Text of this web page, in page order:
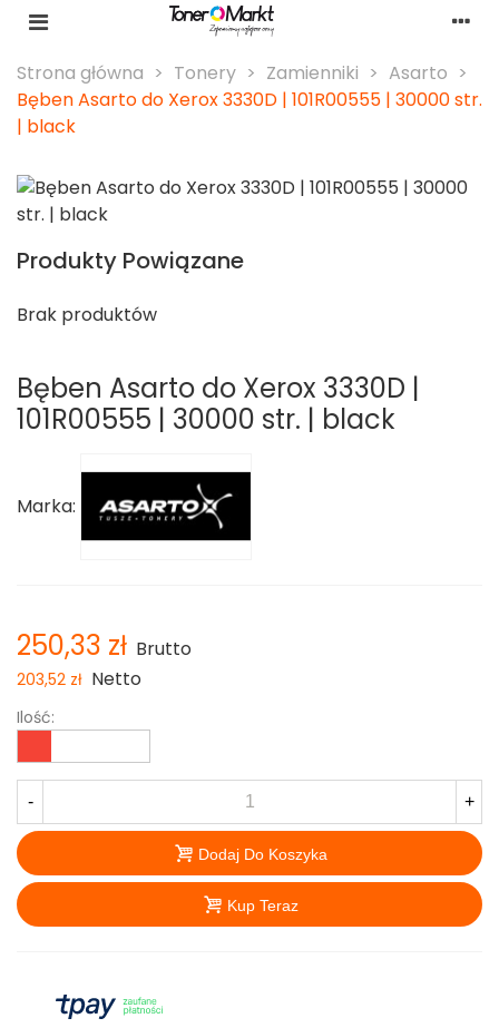
Strona główna > Tonery > Zamienniki > Asarto >
Bęben Asarto do Xerox 3330D | 101R00555 | 30000 str.
| black
Produkty Powiązane
Brak produktów
Bęben Asarto do Xerox 3330D |
101R00555 | 30000 str. | black
Marka:
250,33 zł Brutto
203,52 zł Netto
Ilość:
- +
Dodaj Do Koszyka
Kup Teraz